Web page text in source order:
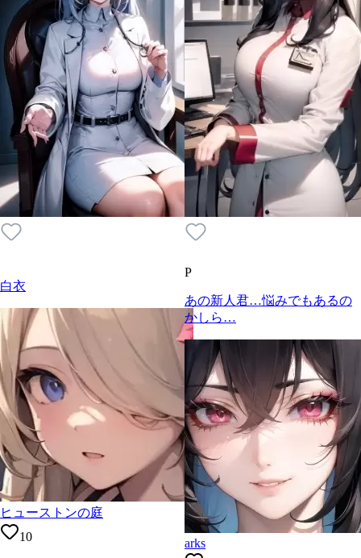
白衣
ヒューストンの庭
10
P
あの新人君…悩みでもあるの
かしら…
arks